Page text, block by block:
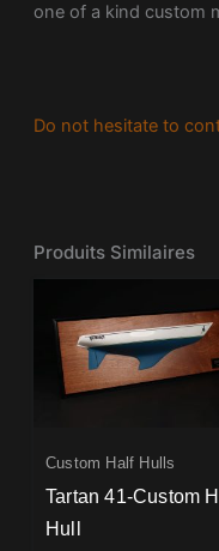
one of a kind custom
Do not hesitate to
Produits Similaires
Custom Half Hulls
Tartan 41-Custom
Hull